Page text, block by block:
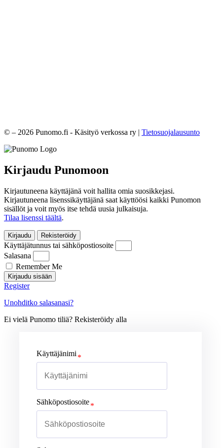
© – 2026 Punomo.fi - Käsityö verkossa ry | Tietosuojalausunto
Kirjaudu Punomoon
Kirjautuneena käyttäjänä voit hallita omia suosikkejasi.
Kirjautuneena lisenssikäyttäjänä saat käyttöösi kaikki Punomon
sisällöt ja voit myös itse tehdä uusia julkaisuja.
Tilaa lisenssi täältä.
Kirjaudu Rekisteröidy
Käyttäjätunnus tai sähköpostiosoite
Salasana
Remember Me
Kirjaudu sisään
Register
Unohditko salasanasi?
Ei vielä Punomo tiliä? Rekisteröidy alla
Käyttäjänimi
Sähköpostiosoite